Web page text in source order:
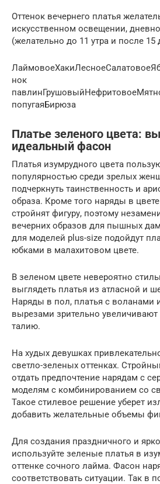
Оттенок вечернего платья
искусственном освещении,
(желательно до 11 утра и после 15
нок
попугаяБирюза
Платье зеленого цвета:
идеальный фасон
Платья изумрудного цвета
популярностью среди зрелых
подчеркнуть таинственность и
образа. Кроме того наряды в
стройнят фигуру, поэтому
вечерних образов для пышных
для моделей plus-size подойдут
юбками в малахитовом цвете.
В зеленом цвете невероятно
выглядеть платья из атласной и
Наряды в пол, платья с
вырезами зрительно
талию.
На худых девушках
светло-зеленых оттенках.
отдать предпочтение нарядам с
моделям с комбинированием со
Такое стилевое решение уберет
добавить желательные объемы
Для создания праздничного и
используйте зеленые платья в
оттенке сочного лайма. Фасон
соответствовать ситуации. Так в